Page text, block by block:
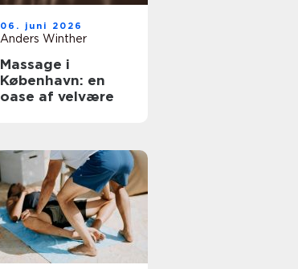
06. juni 2026
Anders Winther
Massage i
København: en
oase af velvære